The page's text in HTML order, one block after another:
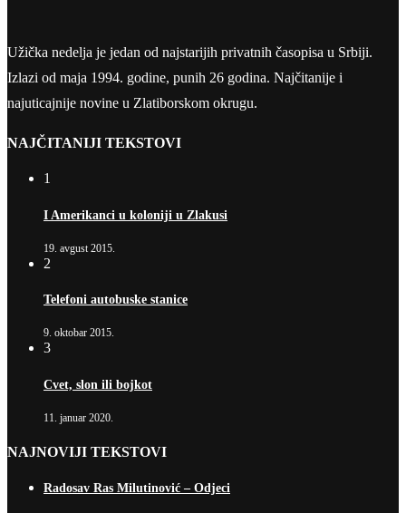
Užička nedelja je jedan od najstarijih privatnih časopisa u Srbiji.
Izlazi od maja 1994. godine, punih 26 godina. Najčitanije i
najuticajnije novine u Zlatiborskom okrugu.
NAJČITANIJI TEKSTOVI
1
I Amerikanci u koloniji u Zlakusi
19. avgust 2015.
2
Telefoni autobuske stanice
9. oktobar 2015.
3
Cvet, slon ili bojkot
11. januar 2020.
NAJNOVIJI TEKSTOVI
Radosav Ras Milutinović – Odjeci